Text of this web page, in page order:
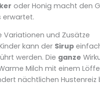
oder Honig macht den
erwartet.
Variationen und Zusätze
kann der Sirup
werden. Die ganze
Milch mit einem
nächtlichen Hustenreiz